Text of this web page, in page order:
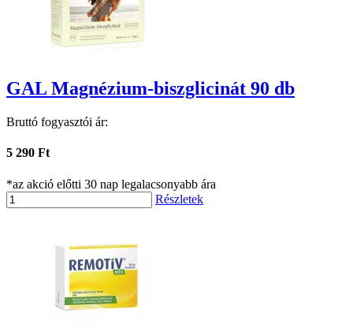
GAL Magnézium-biszglicinát 90 db
Bruttó fogyasztói ár:
5 290 Ft
*az akció előtti 30 nap legalacsonyabb ára
Részletek